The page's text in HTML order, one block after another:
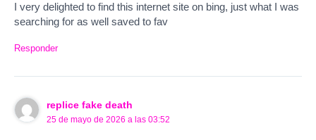
I very delighted to find this internet site on bing, just what I was
searching for as well saved to fav
Responder
replice fake death
25 de mayo de 2026 a las 03:52